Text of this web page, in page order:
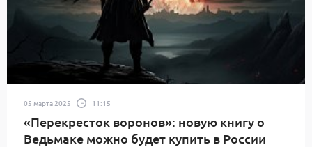
05 марта 2025 11:15
«Перекресток воронов»: новую книгу о
Ведьмаке можно будет купить в России